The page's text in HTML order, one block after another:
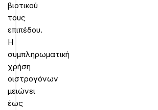
βιοτικού
τους
επιπέδου.
Η
συμπληρωματική
χρήση
οιστρογόνων
μειώνει
έως